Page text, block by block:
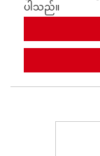
ပါသည်။